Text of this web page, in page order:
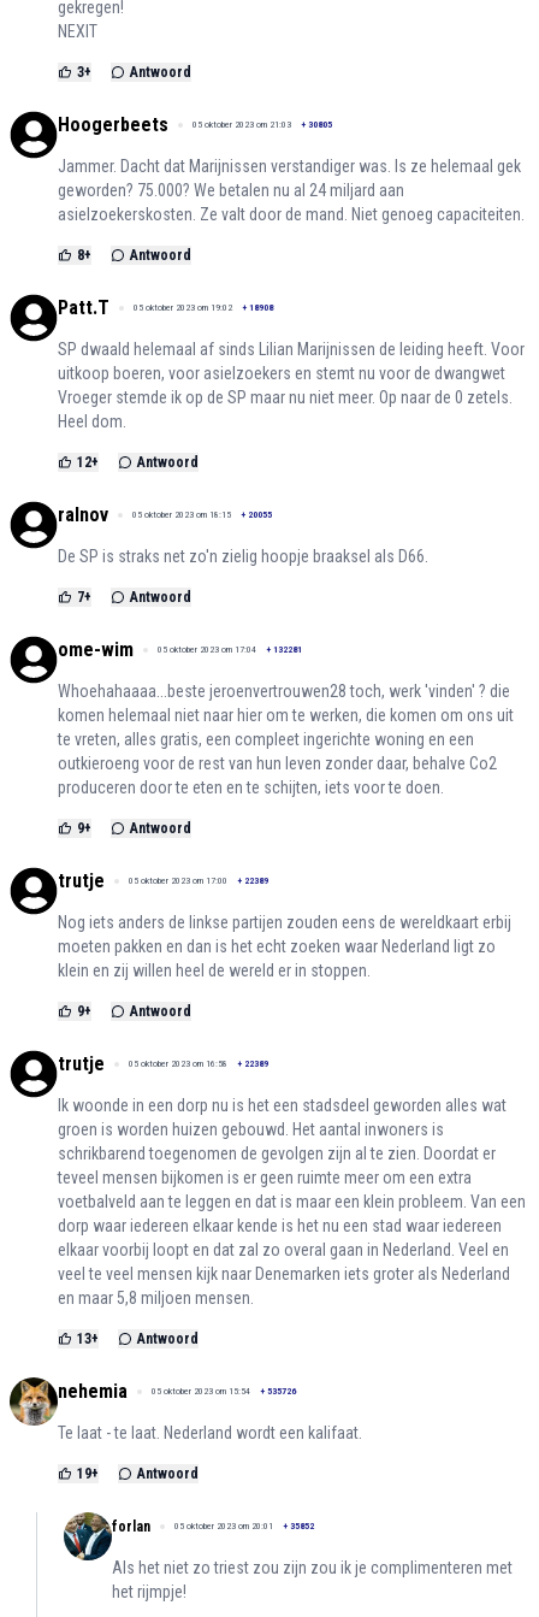
gekregen!
NEXIT
3+ Antwoord
Hoogerbeets 05 oktober 2023 om 21:03 + 30805
Jammer. Dacht dat Marijnissen verstandiger was. Is ze helemaal gek
geworden? 75.000? We betalen nu al 24 miljard aan
asielzoekerskosten. Ze valt door de mand. Niet genoeg capaciteiten.
8+ Antwoord
Patt.T 05 oktober 2023 om 19:02 + 18908
SP dwaald helemaal af sinds Lilian Marijnissen de leiding heeft. Voor
uitkoop boeren, voor asielzoekers en stemt nu voor de dwangwet
Vroeger stemde ik op de SP maar nu niet meer. Op naar de 0 zetels.
Heel dom.
12+ Antwoord
ralnov 05 oktober 2023 om 18:15 + 20055
De SP is straks net zo'n zielig hoopje braaksel als D66.
7+ Antwoord
ome-wim 05 oktober 2023 om 17:04 + 132281
Whoehahaaaa...beste jeroenvertrouwen28 toch, werk 'vinden' ? die
komen helemaal niet naar hier om te werken, die komen om ons uit
te vreten, alles gratis, een compleet ingerichte woning en een
outkieroeng voor de rest van hun leven zonder daar, behalve Co2
produceren door te eten en te schijten, iets voor te doen.
9+ Antwoord
trutje 05 oktober 2023 om 17:00 + 22389
Nog iets anders de linkse partijen zouden eens de wereldkaart erbij
moeten pakken en dan is het echt zoeken waar Nederland ligt zo
klein en zij willen heel de wereld er in stoppen.
9+ Antwoord
trutje 05 oktober 2023 om 16:58 + 22389
Ik woonde in een dorp nu is het een stadsdeel geworden alles wat
groen is worden huizen gebouwd. Het aantal inwoners is
schrikbarend toegenomen de gevolgen zijn al te zien. Doordat er
teveel mensen bijkomen is er geen ruimte meer om een extra
voetbalveld aan te leggen en dat is maar een klein probleem. Van een
dorp waar iedereen elkaar kende is het nu een stad waar iedereen
elkaar voorbij loopt en dat zal zo overal gaan in Nederland. Veel en
veel te veel mensen kijk naar Denemarken iets groter als Nederland
en maar 5,8 miljoen mensen.
13+ Antwoord
nehemia 05 oktober 2023 om 15:54 + 535726
Te laat - te laat. Nederland wordt een kalifaat.
19+ Antwoord
forlan 05 oktober 2023 om 20:01 + 35852
Als het niet zo triest zou zijn zou ik je complimenteren met
het rijmpje!